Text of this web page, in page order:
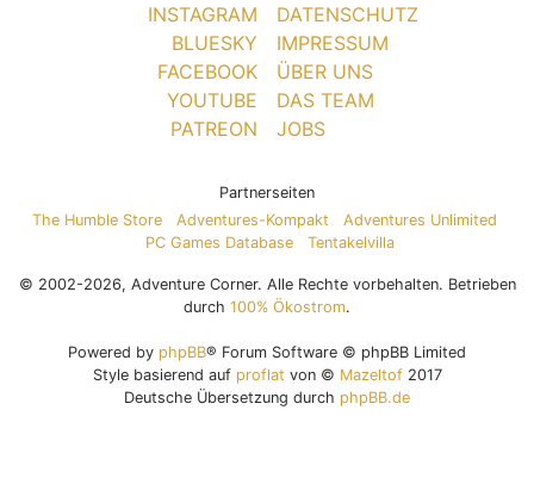
INSTAGRAM
BLUESKY
FACEBOOK
YOUTUBE
PATREON
DATENSCHUTZ
IMPRESSUM
ÜBER UNS
DAS TEAM
JOBS
Partnerseiten
The Humble Store
Adventures-Kompakt
Adventures Unlimited
PC Games Database
Tentakelvilla
© 2002-2026, Adventure Corner. Alle Rechte vorbehalten. Betrieben
durch 100% Ökostrom.
Powered by phpBB® Forum Software © phpBB Limited
Style basierend auf proflat von © Mazeltof2017
Deutsche Übersetzung durch phpBB.de